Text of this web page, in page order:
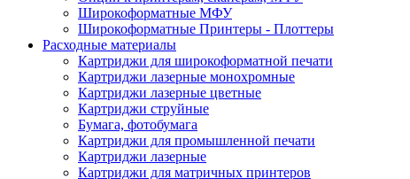
Широкоформатные МФУ
Широкоформатные Принтеры - Плоттеры
Расходные материалы
Картриджи для широкоформатной печати
Картриджи лазерные монохромные
Картриджи лазерные цветные
Картриджи струйные
Бумага, фотобумага
Картриджи для промышленной печати
Картриджи лазерные
Картриджи для матричных принтеров